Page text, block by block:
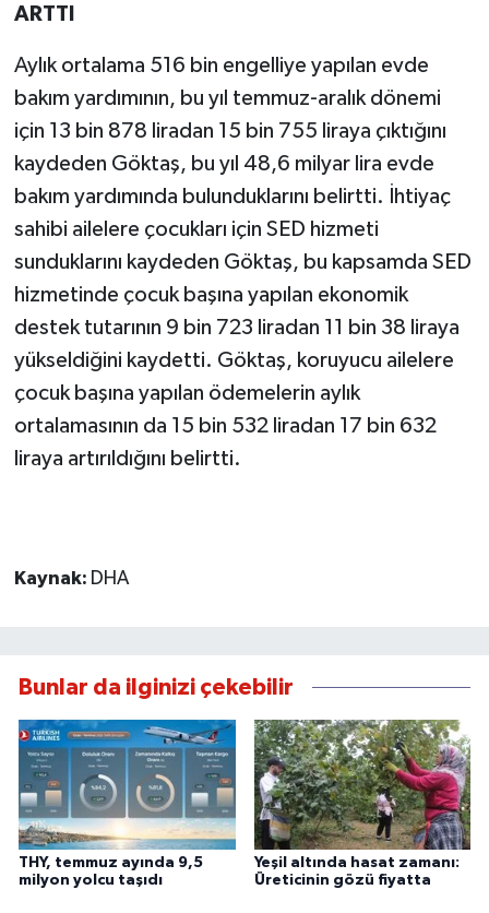
ARTTI
Aylık ortalama 516 bin engelliye yapılan evde
bakım yardımının, bu yıl temmuz-aralık dönemi
için 13 bin 878 liradan 15 bin 755 liraya çıktığını
kaydeden Göktaş, bu yıl 48,6 milyar lira evde
bakım yardımında bulunduklarını belirtti. İhtiyaç
sahibi ailelere çocukları için SED hizmeti
sunduklarını kaydeden Göktaş, bu kapsamda SED
hizmetinde çocuk başına yapılan ekonomik
destek tutarının 9 bin 723 liradan 11 bin 38 liraya
yükseldiğini kaydetti. Göktaş, koruyucu ailelere
çocuk başına yapılan ödemelerin aylık
ortalamasının da 15 bin 532 liradan 17 bin 632
liraya artırıldığını belirtti.
Kaynak: DHA
Bunlar da ilginizi çekebilir
THY, temmuz ayında 9,5
milyon yolcu taşıdı
Yeşil altında hasat zamanı:
Üreticinin gözü fiyatta